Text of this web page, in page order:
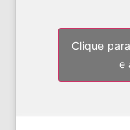
Clique
e